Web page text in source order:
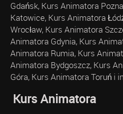
Gdańsk, Kurs Animatora
Katowice, Kurs Animatora
Wrocław, Kurs Animatora
Animatora Gdynia, Kurs
Animatora Rumia, Kurs
Animatora Bydgoszcz, Kurs
Góra, Kurs Animatora Toruń i
Kurs Animatora